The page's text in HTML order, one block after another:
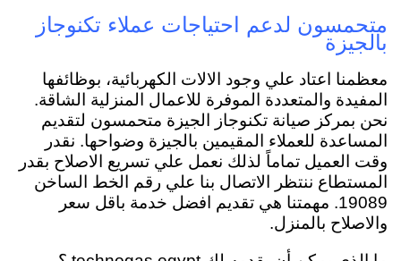
متحمسون لدعم احتياجات عملاء تكنوجاز
بالجيزة
معظمنا اعتاد علي وجود الالات الكهربائية، بوظائفها
المفيدة والمتعددة الموفرة للاعمال المنزلية الشاقة.
نحن بمركز صيانة تكنوجاز الجيزة متحمسون لتقديم
المساعدة للعملاء المقيمين بالجيزة وضواحها. نقدر
وقت العميل تماماً لذلك نعمل علي تسريع الاصلاح بقدر
المستطاع ننتظر الاتصال بنا علي رقم الخط الساخن
19089. مهمتنا هي تقديم افضل خدمة باقل سعر
والاصلاح بالمنزل.